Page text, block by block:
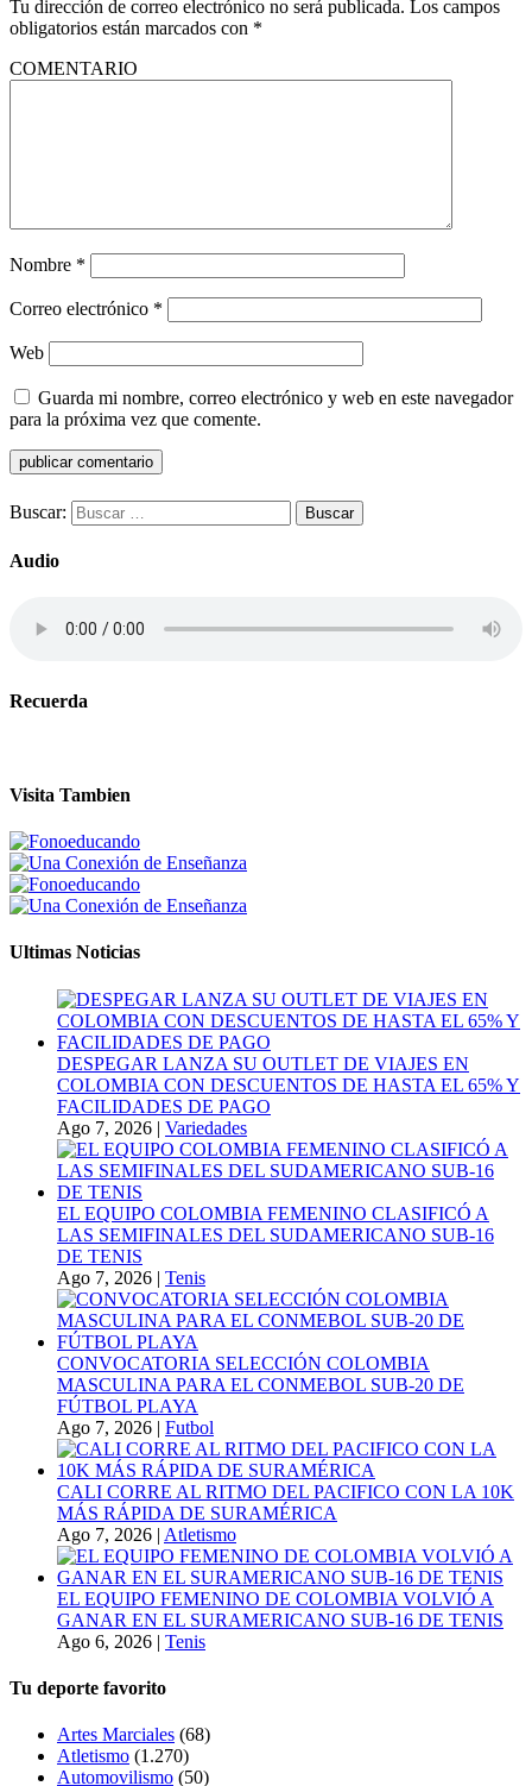
Tu dirección de correo electrónico no será publicada. Los campos
obligatorios están marcados con *
COMENTARIO
Nombre *
Correo electrónico *
Web
Guarda mi nombre, correo electrónico y web en este navegador
para la próxima vez que comente.
Buscar:
Audio
Recuerda
Visita Tambien
Ultimas Noticias
DESPEGAR LANZA SU OUTLET DE VIAJES EN
COLOMBIA CON DESCUENTOS DE HASTA EL 65% Y
FACILIDADES DE PAGO
Ago 7, 2026 | Variedades
EL EQUIPO COLOMBIA FEMENINO CLASIFICÓ A
LAS SEMIFINALES DEL SUDAMERICANO SUB-16
DE TENIS
Ago 7, 2026 | Tenis
CONVOCATORIA SELECCIÓN COLOMBIA
MASCULINA PARA EL CONMEBOL SUB-20 DE
FÚTBOL PLAYA
Ago 7, 2026 | Futbol
CALI CORRE AL RITMO DEL PACIFICO CON LA 10K
MÁS RÁPIDA DE SURAMÉRICA
Ago 7, 2026 | Atletismo
EL EQUIPO FEMENINO DE COLOMBIA VOLVIÓ A
GANAR EN EL SURAMERICANO SUB-16 DE TENIS
Ago 6, 2026 | Tenis
Tu deporte favorito
Artes Marciales (68)
Atletismo (1.270)
Automovilismo (50)